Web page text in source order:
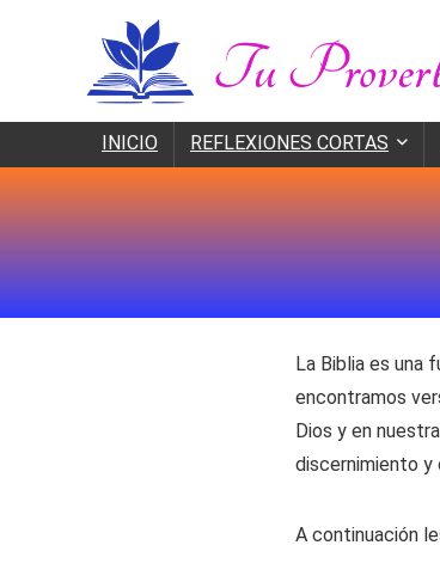
INICIO REFLEXIONES CORTAS
La Biblia es una
encontramos
Dios y en
discernimiento y
A continuación